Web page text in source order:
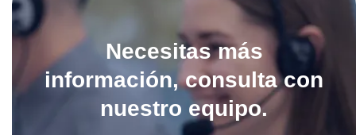
Necesitas más
información, consulta con
nuestro equipo.